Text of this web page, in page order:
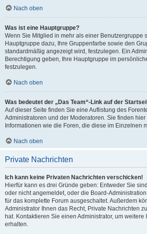
Nach oben
Was ist eine Hauptgruppe?
Wenn Sie Mitglied in mehr als einer Benutzergruppe
Hauptgruppe dazu, Ihre Gruppenfarbe sowie den
standardmäßig angezeigt wird, festzulegen. Ein
Berechtigung geben, Ihre Hauptgruppe im
festzulegen.
Nach oben
Was bedeutet der „Das Team“-Link auf der
Auf dieser Seite finden Sie eine Auflistung des
Administratoren und der Moderatoren. Sie finden hier
Informationen wie die Foren, die diese im Einzelnen
Nach oben
Private Nachrichten
Ich kann keine Privaten Nachrichten verschicken!
Hierfür kann es drei Gründe geben: Entweder Sie
oder nicht angemeldet, oder die Board-
für das komplette Forum ausgeschaltet. Außerdem
Administrator Ihnen das Recht, Private Nachrichten
hat. Kontaktieren Sie einen Administrator, um weitere
erhalten.